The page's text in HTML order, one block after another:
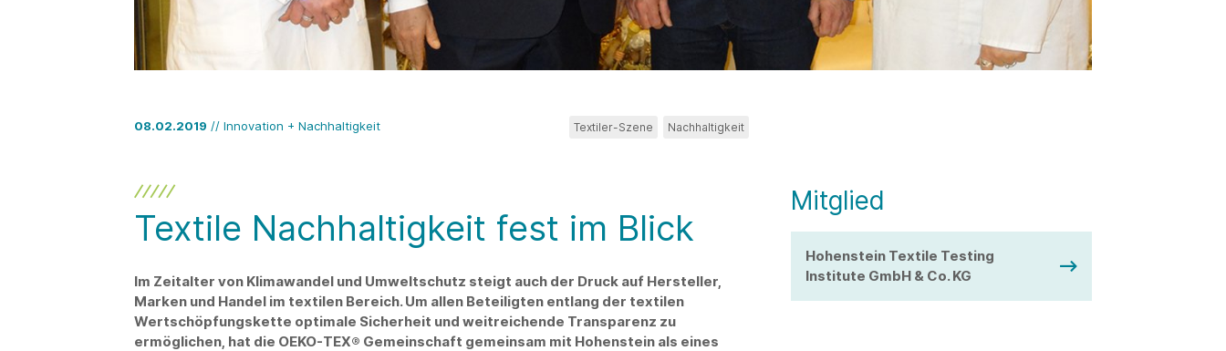
08.02.2019 // Innovation + Nachhaltigkeit Textiler-Szene Nachhaltigkeit
Textile Nachhaltigkeit fest im Blick
Im Zeitalter von Klimawandel und Umweltschutz steigt auch der Druck auf Hersteller,
Marken und Handel im textilen Bereich. Um allen Beteiligten entlang der textilen
Wertschöpfungskette optimale Sicherheit und weitreichende Transparenz zu
ermöglichen, hat die OEKO-TEX® Gemeinschaft gemeinsam mit Hohenstein als eines
Mitglied
Hohenstein Textile Testing
Institute GmbH & Co. KG